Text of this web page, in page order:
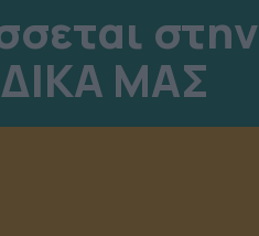
στην
ΜΑΣ